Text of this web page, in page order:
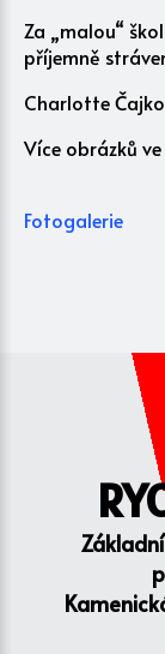
Za „malou“
příjemně
Charlotte
Více obrázků
Fotogalerie